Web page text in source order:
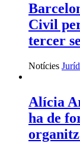
Civil
tercer
Notícies
Alícia
ha de